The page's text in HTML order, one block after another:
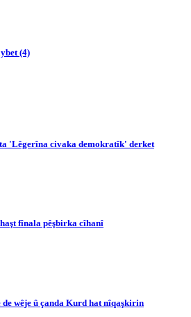
(4)
'Lêgerîna civaka demokratîk' derket
fînala pêşbirka cîhanî
wêje û çanda Kurd hat nîqaşkirin